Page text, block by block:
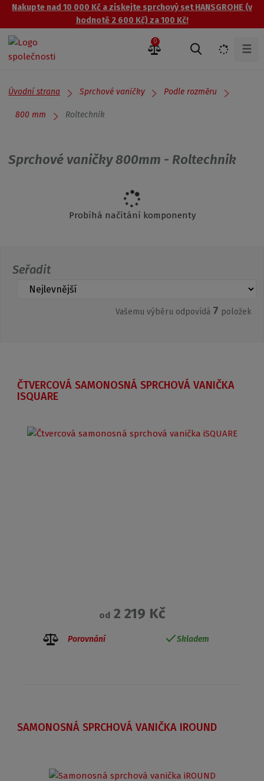
Nakupte nad 10 000 Kč a získejte sprchový set HANSGROHE (v
hodnotě 2 600 Kč) za 100 Kč!
0
☰
Úvodní strana Sprchové vaničky Podle rozměru
800 mm Roltechnik
Sprchové vaničky 800mm - Roltechnik
Probíhá načítání komponenty
Seřadit
Vašemu výběru odpovídá 7 položek
ČTVERCOVÁ SAMONOSNÁ SPRCHOVÁ VANIČKA
ISQUARE
od2 219 Kč
Porovnání Skladem
SAMONOSNÁ SPRCHOVÁ VANIČKA IROUND